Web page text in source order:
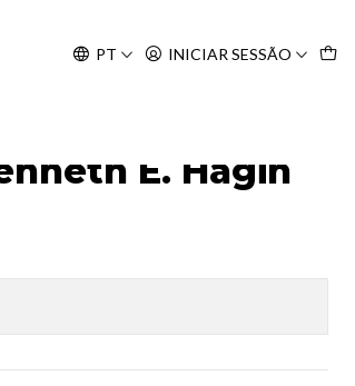
PT INICIAR SESSÃO
E. Hagin